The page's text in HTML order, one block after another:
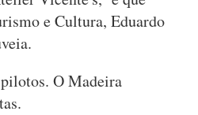
e Cultura, Eduardo
O Madeira